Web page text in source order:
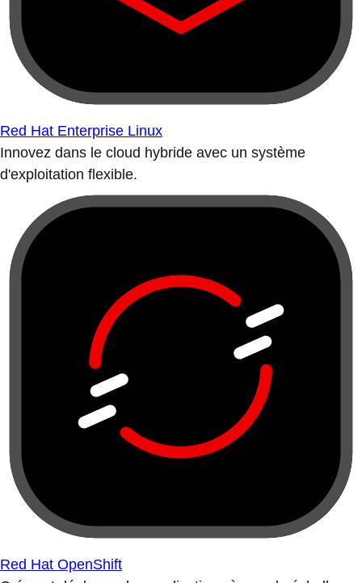
Red Hat Enterprise Linux
Innovez dans le cloud hybride avec un système
d'exploitation flexible.
Red Hat OpenShift